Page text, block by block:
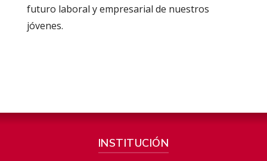
futuro laboral y empresarial de nuestros
jóvenes.
INSTITUCIÓN